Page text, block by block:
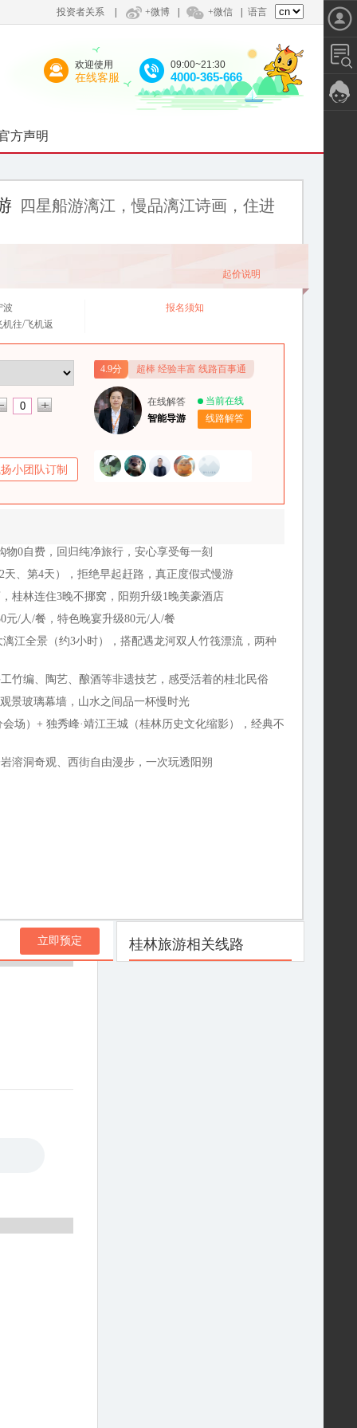
投资者关系 +微博 +微信 语言
欢迎使用
在线客服
09:00~21:30
4000-365-666
方声明
四星船游漓江，慢品漓江诗画，住进
起价说明
波
机往/飞机返
报名须知
小团队订制
4.9分 超棒 经验丰富 线路百事通
在线解答
智能导游
当前在线
线路解答
0自费，回归纯净旅行，安心享受每一刻
天、第4天），拒绝早起赶路，真正度假式慢游
桂林连住3晚不挪窝，阳朔升级1晚美豪酒店
元/人/餐，特色晚宴升级80元/人/餐
江全景（约3小时），搭配遇龙河双人竹筏漂流，两种
竹编、陶艺、酿酒等非遗技艺，感受活着的桂北民俗
景玻璃幕墙，山水之间品一杯慢时光
场）+ 独秀峰·靖江王城（桂林历史文化缩影），经典不
溶洞奇观、西街自由漫步，一次玩透阳朔
立即预定 桂林旅游相关线路